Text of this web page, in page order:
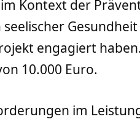
Kontext der
Gesundheit
engagiert
10.000 Euro.
im